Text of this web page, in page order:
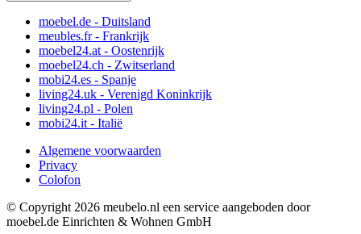
moebel.de - Duitsland
meubles.fr - Frankrijk
moebel24.at - Oostenrijk
moebel24.ch - Zwitserland
mobi24.es - Spanje
living24.uk - Verenigd Koninkrijk
living24.pl - Polen
mobi24.it - Italië
Algemene voorwaarden
Privacy
Colofon
© Copyright 2026 meubelo.nl een service aangeboden door
moebel.de Einrichten & Wohnen GmbH